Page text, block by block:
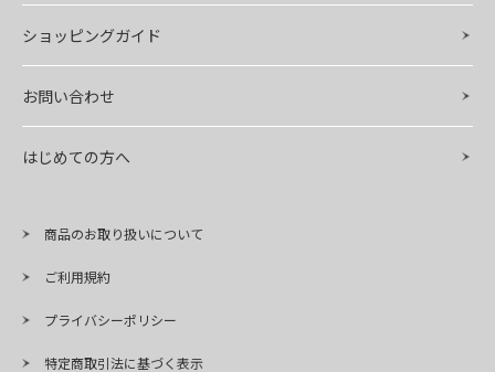
ショッピングガイド
お問い合わせ
はじめての方へ
商品のお取り扱いについて
ご利用規約
プライバシーポリシー
特定商取引法に基づく表示